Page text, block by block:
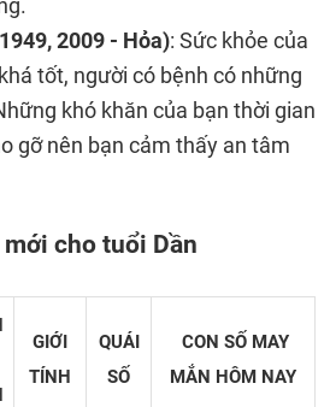
2009 - Hỏa): Sức khỏe của
tốt, người có bệnh có những
khó khăn của bạn thời gian
gỡ nên bạn cảm thấy an tâm
cho tuổi Dần
GIỚI
TÍNH
QUÁI
SỐ
CON SỐ MAY
MẮN HÔM NAY